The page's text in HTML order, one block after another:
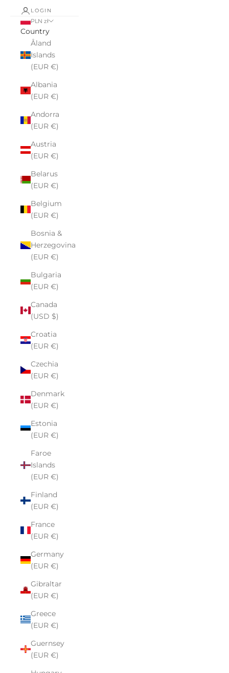
LOGIN
PLN zł
Country
Åland
Islands
(EUR €)
Albania
(EUR €)
Andorra
(EUR €)
Austria
(EUR €)
Belarus
(EUR €)
Belgium
(EUR €)
Bosnia &
Herzegovina
(EUR €)
Bulgaria
(EUR €)
Canada
(USD $)
Croatia
(EUR €)
Czechia
(EUR €)
Denmark
(EUR €)
Estonia
(EUR €)
Faroe
Islands
(EUR €)
Finland
(EUR €)
France
(EUR €)
Germany
(EUR €)
Gibraltar
(EUR €)
Greece
(EUR €)
Guernsey
(EUR €)